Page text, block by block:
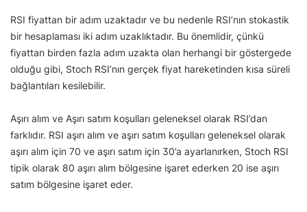
RSI fiyattan bir adım uzaktadır ve bu nedenle RSI’nın stokastik
bir hesaplaması iki adım uzaklıktadır. Bu önemlidir, çünkü
fiyattan birden fazla adım uzakta olan herhangi bir göstergede
olduğu gibi, Stoch RSI’nın gerçek fiyat hareketinden kısa süreli
bağlantıları kesilebilir.
Aşırı alım ve Aşırı satım koşulları geleneksel olarak RSI’dan
farklıdır. RSI aşırı alım ve aşırı satım koşulları geleneksel olarak
aşırı alım için 70 ve aşırı satım için 30’a ayarlanırken, Stoch RSI
tipik olarak 80 aşırı alım bölgesine işaret ederken 20 ise aşırı
satım bölgesine işaret eder.